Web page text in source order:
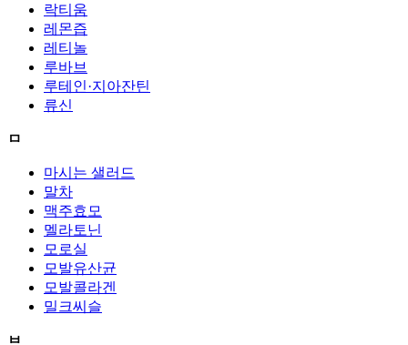
락티움
레몬즙
레티놀
루바브
루테인·지아잔틴
류신
ㅁ
마시는 샐러드
말차
맥주효모
멜라토닌
모로실
모발유산균
모발콜라겐
밀크씨슬
ㅂ